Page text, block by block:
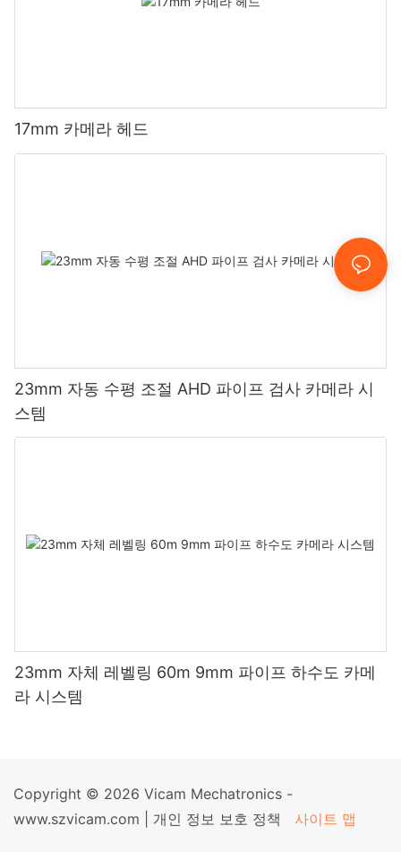
17mm 카메라 헤드
23mm 자동 수평 조절 AHD 파이프 검사 카메라 시
스템
23mm 자체 레벨링 60m 9mm 파이프 하수도 카메
라 시스템
Copyright © 2026 Vicam Mechatronics -
www.szvicam.com | 개인 정보 보호 정책 사이트 맵